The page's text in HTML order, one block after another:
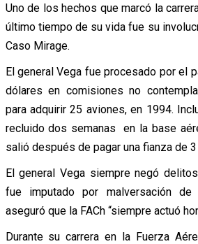
Uno de los hechos que marcó la
último tiempo de su vida fue su
Caso Mirage.
El general Vega fue procesado por el
dólares en comisiones no
para adquirir 25 aviones, en 1994.
recluido dos semanas en la base
salió después de pagar una fianza de
El general Vega siempre negó
fue imputado por malversación
aseguró que la FACh “siempre actuó
Durante su carrera en la Fuerza